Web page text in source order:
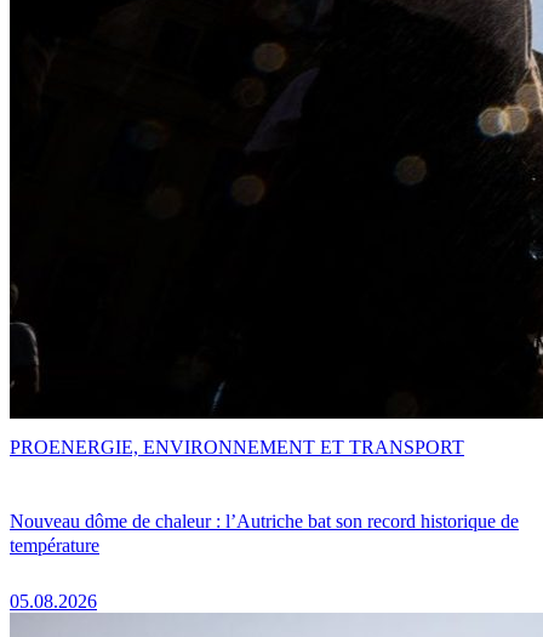
Nouveau dôme de chaleur : l’Autriche bat son record historique de
température
05.08.2026
PROENERGIE, ENVIRONNEMENT ET TRANSPORT